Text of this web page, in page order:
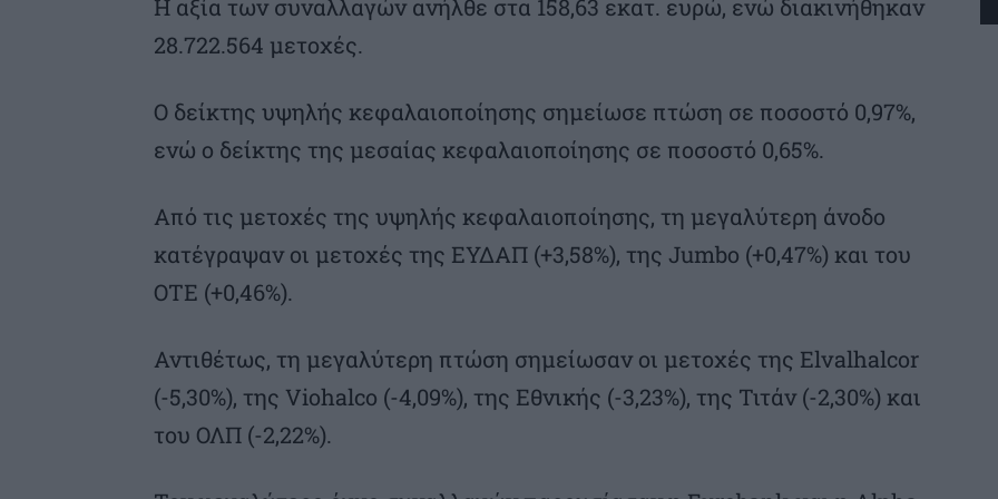
Η αξία των συναλλαγών ανήλθε στα 158,63 εκατ. ευρώ, ενώ διακινήθηκαν
28.722.564 μετοχές.
Ο δείκτης υψηλής κεφαλαιοποίησης σημείωσε πτώση σε ποσοστό 0,97%,
ενώ ο δείκτης της μεσαίας κεφαλαιοποίησης σε ποσοστό 0,65%.
Από τις μετοχές της υψηλής κεφαλαιοποίησης, τη μεγαλύτερη άνοδο
κατέγραψαν οι μετοχές της ΕΥΔΑΠ (+3,58%), της Jumbo (+0,47%) και του
ΟΤΕ (+0,46%).
Αντιθέτως, τη μεγαλύτερη πτώση σημείωσαν οι μετοχές της Elvalhalcor
(-5,30%), της Viohalco (-4,09%), της Εθνικής (-3,23%), της Τιτάν (-2,30%) και
του ΟΛΠ (-2,22%).